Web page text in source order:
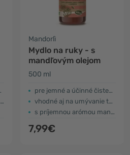
Mandorlì
Mydlo na ruky - s
mandľovým olejom
500 ml
pre jemné a účinné čistenie
vhodné aj na umývanie tváre
s príjemnou arómou mandlí a vanilky
7,99€